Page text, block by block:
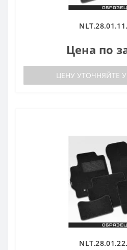
Цена по
ЦЕНУ УТОЧНЯЙТЕ